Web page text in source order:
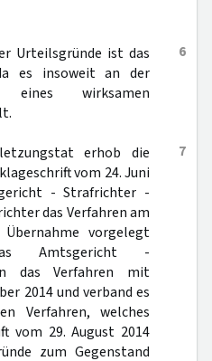
6
Urteilsgründe ist das
es insoweit an der
eines wirksamen
7
erhob die
vom 24. Juni
- Strafrichter -
das Verfahren am
vorgelegt
Amtsgericht -
das Verfahren mit
2014 und verband es
Verfahren, welches
vom 29. August 2014
zum Gegenstand